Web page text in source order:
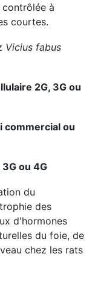
à
courtes.
Vicius fabus
2G, 3G ou
commercial ou
ou 4G
du
des
d'hormones
du foie, de
chez les rats